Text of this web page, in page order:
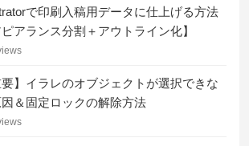
で印刷入稿用データに仕上げる方法
ピアランス分割＋アウトライン化】
要】イラレのオブジェクトが選択できな
＆固定ロックの解除方法